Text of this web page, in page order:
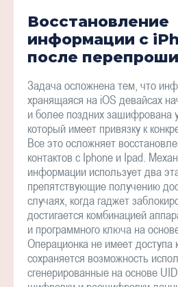
Восстановление
информации с
после
Задача осложнена тем, что
хранящаяся на iOS девайсах
и более поздних зашифрована
который имеет привязку к
Все это осложняет
контактов с Iphone и Ipad.
информации использует два
препятствующие получению
случаях, когда гаджет
достигается комбинацией
и программного ключа на
Операционка не имеет
сохраняется возможность
сгенерированные на основе